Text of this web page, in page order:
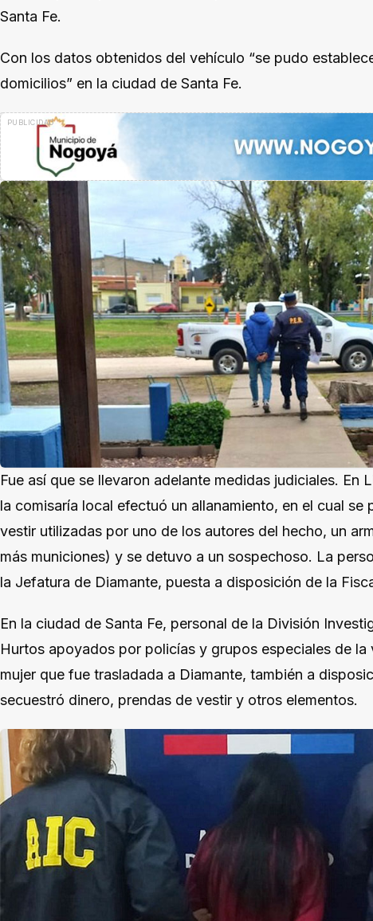
Santa Fe.
Con los datos obtenidos del vehículo “se pudo
domicilios” en la ciudad de Santa Fe.
Fue así que se llevaron adelante medidas judiciales. En
la comisaría local efectuó un allanamiento, en el cual
vestir utilizadas por uno de los autores del hecho, un
más municiones) y se detuvo a un sospechoso. La
la Jefatura de Diamante, puesta a disposición de la
En la ciudad de Santa Fe, personal de la División
Hurtos apoyados por policías y grupos especiales de
mujer que fue trasladada a Diamante, también a
secuestró dinero, prendas de vestir y otros elementos.